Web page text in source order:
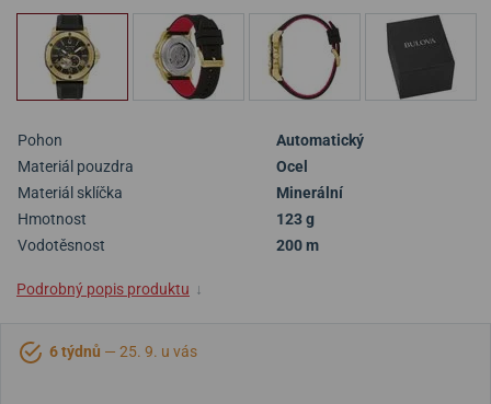
Pohon
Automatický
Materiál pouzdra
Ocel
Materiál sklíčka
Minerální
Hmotnost
123 g
Vodotěsnost
200 m
Podrobný popis produktu ↓
6 týdnů — 25. 9. u vás